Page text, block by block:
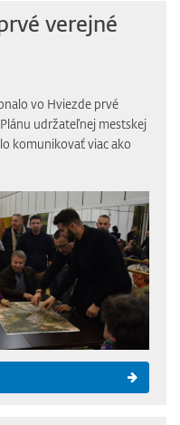
verejné
vo Hviezde prvé
udržateľnej mestskej
komunikovať viac ako